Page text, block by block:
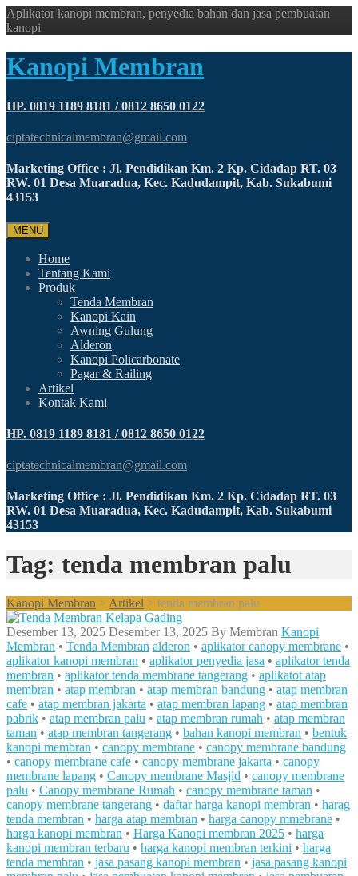
Aplikator kanopi membran, penyedia bahan dan jasa pembuatan
kanopi
Kanopi Membran
HP. 0819 1189 8181 / 0812 8650 0122
ciptatechnicalmembran@gmail.com
Marketing Office : Jl. Pendidikan Km. 2 Kp. Cidadap RT. 03
RW. 01 Desa Muaradua, Kec. Kadudampit, Kab. Sukabumi
43153
MENU
Home
Tentang Kami
Produk
Tenda Membran
Kanopi Kain
Awning Gulung
Alderon
Kanopi Policarbonate
Pagar & Railing
Artikel
Kontak Kami
HP. 0819 1189 8181 / 0812 8650 0122
ciptatechnicalmembran@gmail.com
Marketing Office : Jl. Pendidikan Km. 2 Kp. Cidadap RT. 03
RW. 01 Desa Muaradua, Kec. Kadudampit, Kab. Sukabumi
43153
Tag: tenda membran palu
Kanopi Membran > Artikel > tenda membran palu
Desember 13, 2025 Desember 13, 2025 By Membran Kanopi
Membran • Tenda Membran alderon • aplikator canopy membrane •
aplikator kanopi membran • aplikator penyedia jasa • aplikator tenda
membran • aplikator tenda membrane tangerang • aplikatot atap
membran • atap membran • atap membran bandung • atap membran
cafe • atap membran jakarta • atap membran lapang • atap membran
pabrik • atap membran palu • atap membran rumah • atap membran
taman • atap membran tangerang • bahan kanopi membran • bentuk
kanopi membran • canopy membrane • canopy membrane bandung
• canopy membrane cafe • canopy membrane jakarta • canopy
membrane lapang • Canopy membrane Masjid • canopy membrane
palu • Canopy membrane Rumah • canopy membrane taman •
canopy membrane tangerang • daftar harga kanopi membran • harag
tenda membran • harga atap membran • harga canopy mmebrane •
harga kanopi membran • Harga Kanopi membran 2025 • harga
kanopi membran terbaru • harga kanopi membran terkini • harga
tenda membran • jasa pasang kanopi membran • jasa pasang kanopi